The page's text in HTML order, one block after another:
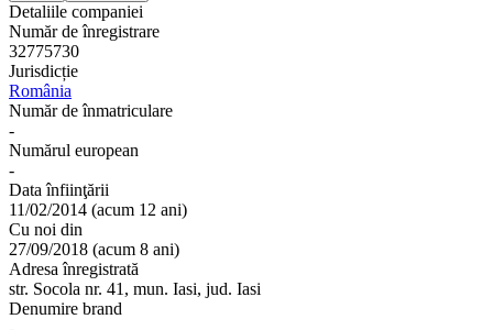
Detaliile companiei
Număr de înregistrare
32775730
Jurisdicție
România
Număr de înmatriculare
-
Numărul european
-
Data înfiinţării
11/02/2014 (acum 12 ani)
Cu noi din
27/09/2018 (acum 8 ani)
Adresa înregistrată
str. Socola nr. 41, mun. Iasi, jud. Iasi
Denumire brand